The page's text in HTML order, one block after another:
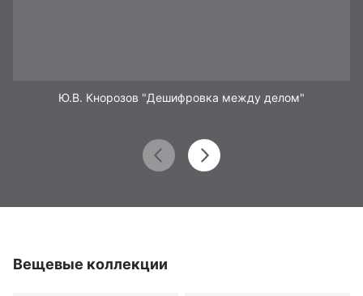
Ю.В. Кнорозов "Дешифровка между делом"
Вещевые коллекции